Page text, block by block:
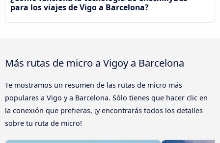
para los viajes de Vigo a Barcelona?
Más rutas de micro a Vigoy a Barcelona
Te mostramos un resumen de las rutas de micro más
populares a Vigo y a Barcelona. Sólo tienes que hacer clic en
la conexión que prefieras, ¡y encontrarás todos los detalles
sobre tu ruta de micro!